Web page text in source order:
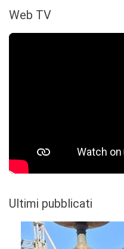
Web TV
Ultimi pubblicati